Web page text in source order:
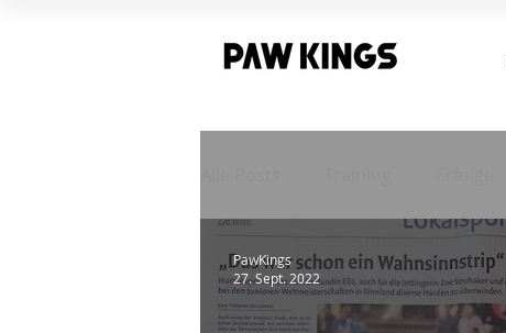
PawKings
27. Sept. 2022